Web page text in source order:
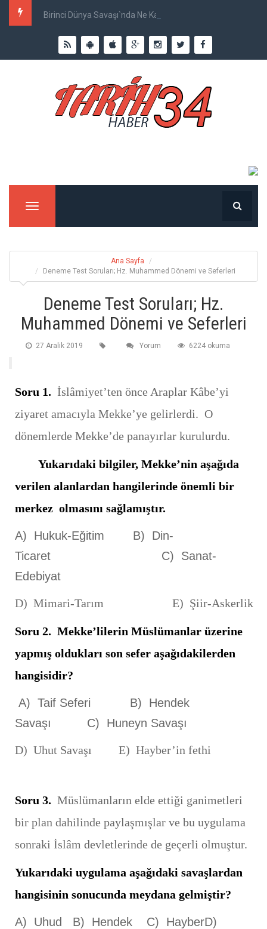
Birinci Dünya Savaşı`nda Ne Kadar İnsan Öldü?
Menu
Ana Sayfa
Deneme Test Soruları; Hz. Muhammed Dönemi ve Seferleri
Deneme Test Soruları; Hz.
Muhammed Dönemi ve Seferleri
27 Aralik 2019 Yorum 6224 okuma
Soru 1. İslâmiyet’ten önce Araplar Kâbe’yi
ziyaret amacıyla Mekke’ye gelirlerdi. O
dönemlerde Mekke’de panayırlar kurulurdu.
Yukarıdaki bilgiler, Mekke’nin aşağıda
verilen alanlardan hangilerinde önemli bir
merkez olmasını sağlamıştır.
A) Hukuk-Eğitim B) Din-
Ticaret C) Sanat-
Edebiyat
D) Mimari-Tarım E) Şiir-Askerlik
Soru 2. Mekke’lilerin Müslümanlar üzerine
yapmış oldukları son sefer aşağıdakilerden
hangisidir?
A) Taif Seferi B) Hendek
Savaşı C) Huneyn Savaşı
D) Uhut Savaşı E) Hayber’in fethi
Soru 3. Müslümanların elde ettiği ganimetleri
bir plan dahilinde paylaşmışlar ve bu uygulama
sonraki İslâm devletlerinde de geçerli olmuştur.
Yukarıdaki uygulama aşağıdaki savaşlardan
hangisinin sonucunda meydana gelmiştir?
A) Uhud B) Hendek C) HayberD)